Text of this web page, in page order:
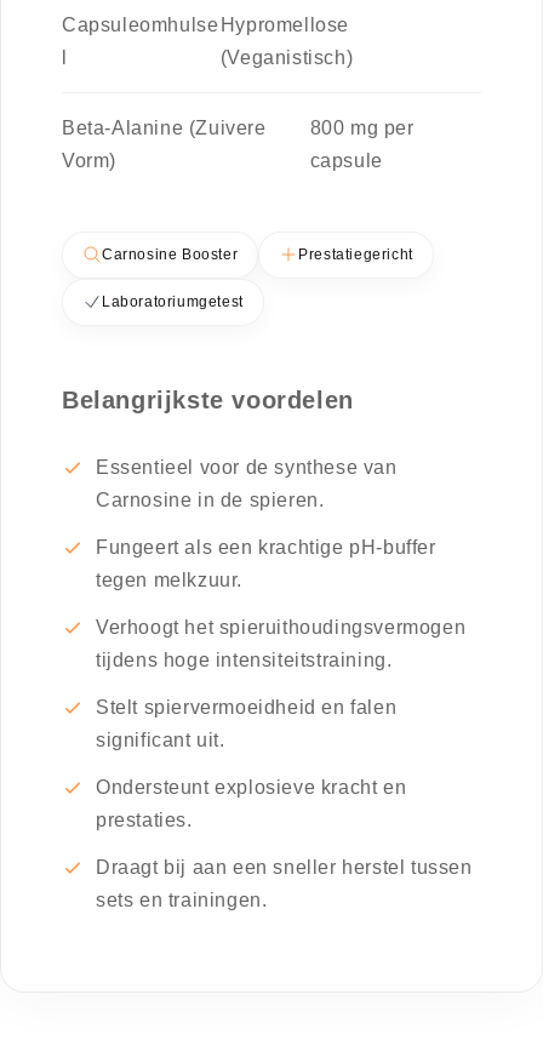
Capsuleomhulse Hypromellose
(Veganistisch)
Beta-Alanine (Zuivere
Vorm)
800 mg per
capsule
Carnosine Booster Prestatiegericht
Laboratoriumgetest
Belangrijkste voordelen
Essentieel voor de synthese van
Carnosine in de spieren.
Fungeert als een krachtige pH-buffer
tegen melkzuur.
Verhoogt het spieruithoudingsvermogen
tijdens hoge intensiteitstraining.
Stelt spiervermoeidheid en falen
significant uit.
Ondersteunt explosieve kracht en
prestaties.
Draagt bij aan een sneller herstel tussen
sets en trainingen.